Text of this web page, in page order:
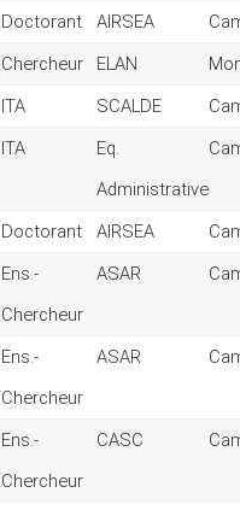
Doctorant AIRSEA
Chercheur ELAN
ITA SCALDE
ITA
Eq.
Administrative
Doctorant AIRSEA
Ens.-
Chercheur
ASAR
Ens.-
Chercheur
ASAR
Ens.-
Chercheur
CASC